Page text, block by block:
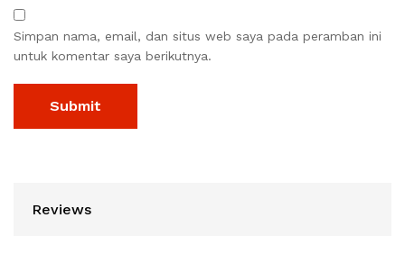
Simpan nama, email, dan situs web saya pada peramban ini
untuk komentar saya berikutnya.
Reviews